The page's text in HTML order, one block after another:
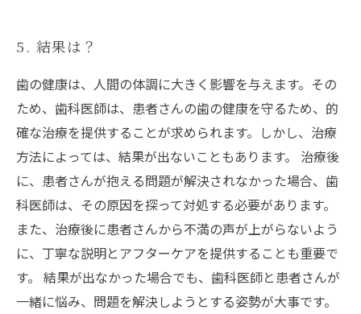
5. 結果は？
歯の健康は、人間の体調に大きく影響を与えます。その
ため、歯科医師は、患者さんの歯の健康を守るため、的
確な治療を提供することが求められます。しかし、治療
方法によっては、結果が出ないこともあります。 治療後
に、患者さんが抱える問題が解決されなかった場合、歯
科医師は、その原因を探って対処する必要があります。
また、治療後に患者さんから不満の声が上がらないよう
に、丁寧な説明とアフターケアを提供することも重要で
す。 結果が出なかった場合でも、歯科医師と患者さんが
一緒に悩み、問題を解決しようとする姿勢が大事です。